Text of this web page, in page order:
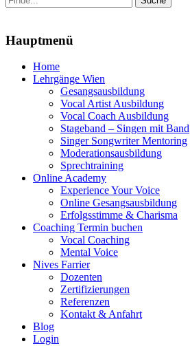
nach:
Hauptmenü
Zum
Inhalt
Home
Lehrgänge Wien
Gesangsausbildung
Vocal Artist Ausbildung
Vocal Coach Ausbildung
Stageband – Singen mit Band
Singer Songwriter Mentoring
Moderationsausbildung
Sprechtraining
Online Academy
Experience Your Voice
Online Gesangsausbildung
Erfolgsstimme & Charisma
Coaching Termin buchen
Vocal Coaching
Mental Voice
Nives Farrier
Dozenten
Zertifizierungen
Referenzen
Kontakt & Anfahrt
Blog
Login